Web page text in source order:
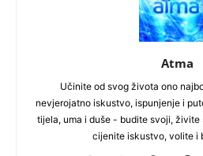
Atma
Učinite od svog života ono
nevjerojatno iskustvo, ispunjenje i
tijela, uma i duše - budite svoji,
cijenite iskustvo, volite i